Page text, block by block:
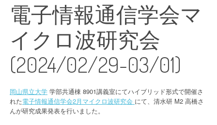
電子情報通信学会マ
イクロ波研究会
(2024/02/29-03/01)
岡山県立大学 学部共通棟 8901講義室にてハイブリッド形式で開催さ
れた電子情報通信学会2月マイクロ波研究会 にて、清水研 M2 高橋さ
んが研究成果発表を行いました。